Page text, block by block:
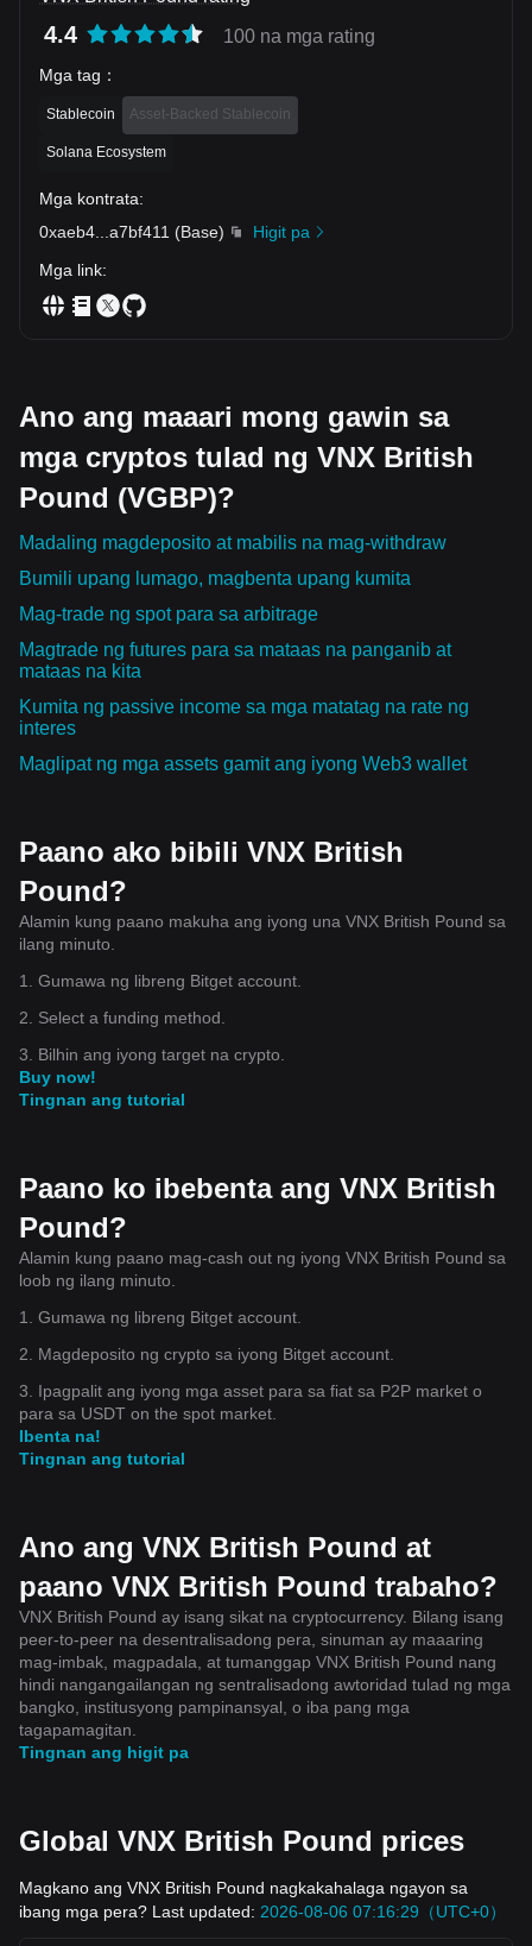
4.4 100 na mga rating
Mga tag ：
Stablecoin Asset-Backed Stablecoin
Solana Ecosystem
Mga kontrata:
0xaeb4
a7bf411 (Base)
Higit pa
Mga link:
Ano ang maaari mong gawin sa
mga cryptos tulad ng VNX British
Pound (VGBP)?
Madaling magdeposito at mabilis na mag-withdraw
Bumili upang lumago, magbenta upang kumita
Mag-trade ng spot para sa arbitrage
Magtrade ng futures para sa mataas na panganib at
mataas na kita
Kumita ng passive income sa mga matatag na rate ng
interes
Maglipat ng mga assets gamit ang iyong Web3 wallet
Paano ako bibili VNX British
Pound?
Alamin kung paano makuha ang iyong una VNX British Pound sa
ilang minuto.
1. Gumawa ng libreng Bitget account.
2. Select a funding method.
3. Bilhin ang iyong target na crypto.
Buy now!
Tingnan ang tutorial
Paano ko ibebenta ang VNX British
Pound?
Alamin kung paano mag-cash out ng iyong VNX British Pound sa
loob ng ilang minuto.
1. Gumawa ng libreng Bitget account.
2. Magdeposito ng crypto sa iyong Bitget account.
3. Ipagpalit ang iyong mga asset para sa fiat sa P2P market o
para sa USDT on the spot market.
Ibenta na!
Tingnan ang tutorial
Ano ang VNX British Pound at
paano VNX British Pound trabaho?
VNX British Pound ay isang sikat na cryptocurrency. Bilang isang
peer-to-peer na desentralisadong pera, sinuman ay maaaring
mag-imbak, magpadala, at tumanggap VNX British Pound nang
hindi nangangailangan ng sentralisadong awtoridad tulad ng mga
bangko, institusyong pampinansyal, o iba pang mga
tagapamagitan.
Tingnan ang higit pa
Global VNX British Pound prices
Magkano ang VNX British Pound nagkakahalaga ngayon sa
ibang mga pera? Last updated: 2026-08-06 07:16:29（UTC+0）